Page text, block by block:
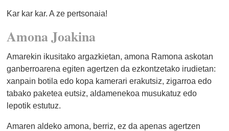
Kar kar kar. A ze pertsonaia!
Amona Joakina
Amarekin ikusitako argazkietan, amona Ramona askotan
ganberroarena egiten agertzen da ezkontzetako irudietan:
xanpain botila edo kopa kamerari erakutsiz, zigarroa edo
tabako paketea eutsiz, aldamenekoa musukatuz edo
lepotik estutuz.
Amaren aldeko amona, berriz, ez da apenas agertzen